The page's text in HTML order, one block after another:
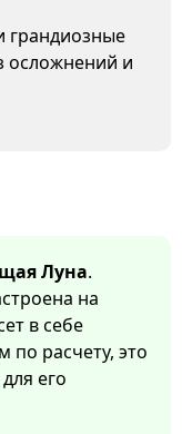
осложнений и
Луна.
на
в себе
по расчету, это
его